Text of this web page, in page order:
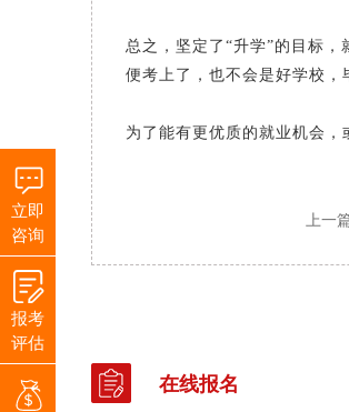
总之，坚定了 “升学”的目标
便考上了，也不会是好学校
为了能有更优质的就业机会
上一
在线报名
立即
咨询
报考
评估